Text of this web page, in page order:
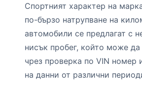
Спортният характер на
по-бързо натрупване на
автомобили се предлагат с
нисък пробег, който може да
чрез проверка по VIN номер
на данни от различни